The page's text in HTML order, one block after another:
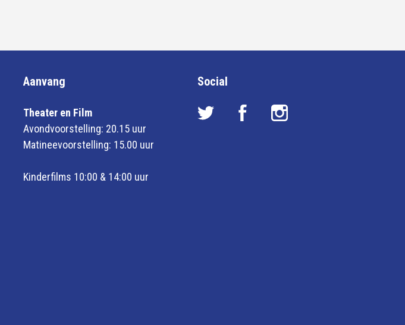
Aanvang
Theater en Film
Avondvoorstelling: 20.15 uur
Matineevoorstelling: 15.00 uur
Kinderfilms 10:00 & 14:00 uur
Social